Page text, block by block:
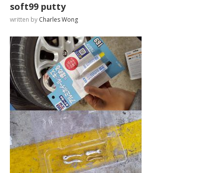
soft99 putty
written by Charles Wong